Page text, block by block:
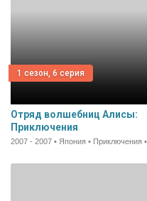
1 сезон, 6 серия
Отряд волшебниц Алисы:
Приключения